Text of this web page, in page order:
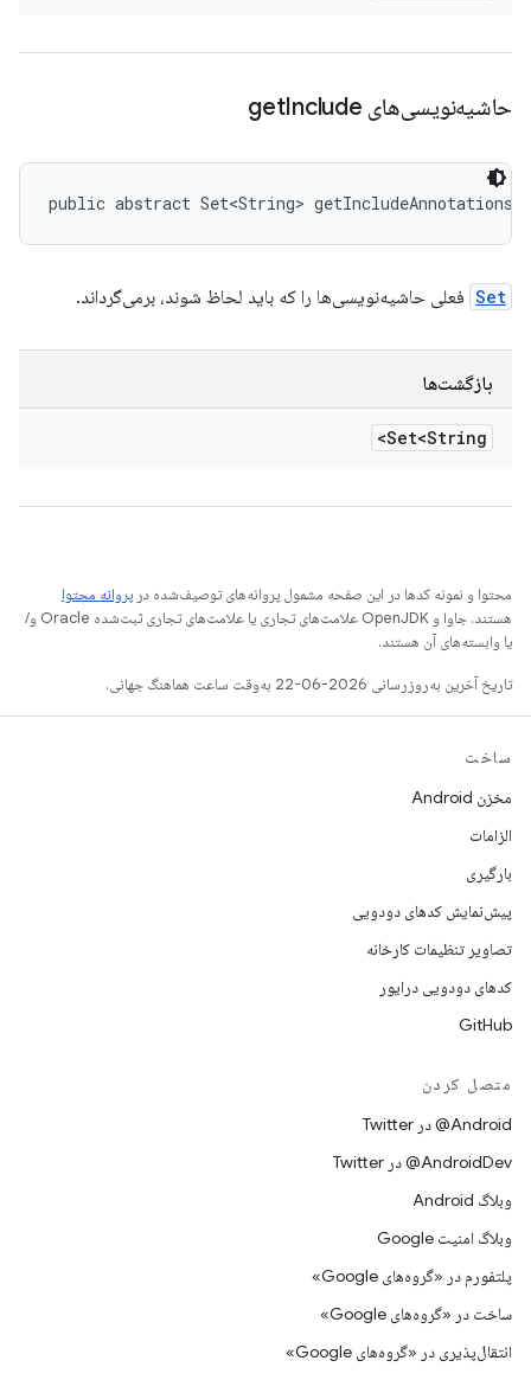
حاشیه‌نویسی‌های get Include
public abstract Set<String> getIncludeAnnotations
Set فعلی حاشیه‌نویسی‌ها را که باید لحاظ شوند، برمی‌گرداند.
بازگشت‌ها
Set<String>
محتوا و نمونه کدها در این صفحه مشمول پروانه‌های توصیف‌شده در پروانه محتوا
هستند. جاوا و OpenJDK علامت‌های تجاری یا علامت‌های تجاری ثبت‌شده Oracle و/
یا وابسته‌های آن هستند.
تاریخ آخرین به‌روزرسانی 2026-06-22 به‌وقت ساعت هماهنگ جهانی.
ساخت
مخزن Android
الزامات
بارگیری
پیش‌نمایش کدهای دودویی
تصاویر تنظیمات کارخانه
کدهای دودویی درایور
GitHub
متصل کردن
Android@ در Twitter
AndroidDev@ در Twitter
وبلاگ Android
وبلاگ امنیت Google
پلتفورم در «گروه‌های Google»
ساخت در «گروه‌های Google»
انتقال‌پذیری در «گروه‌های Google»